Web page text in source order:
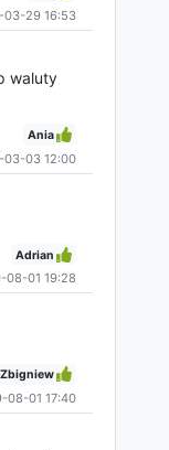
03-29 16:53
waluty
Ania
03-03 12:00
Adrian
08-01 19:28
Zbigniew
08-01 17:40